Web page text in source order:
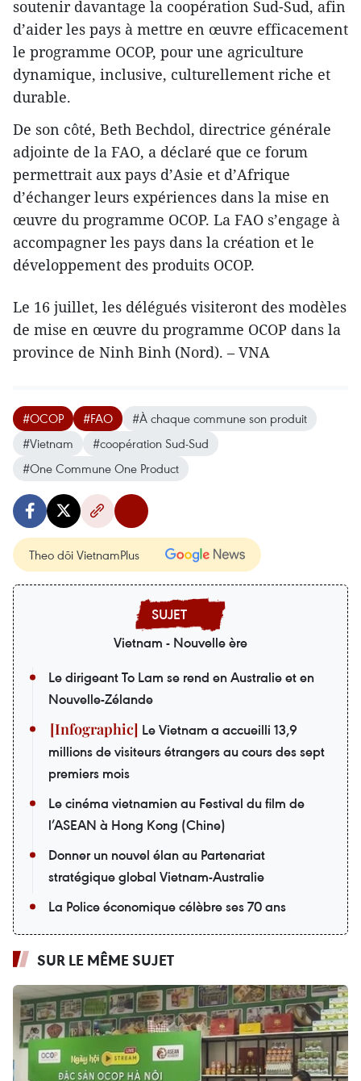
soutenir davantage la coopération Sud-Sud, afin
d’aider les pays à mettre en œuvre efficacement
le programme OCOP, pour une agriculture
dynamique, inclusive, culturellement riche et
durable.
De son côté, Beth Bechdol, directrice générale
adjointe de la FAO, a déclaré que ce forum
permettrait aux pays d’Asie et d’Afrique
d’échanger leurs expériences dans la mise en
œuvre du programme OCOP. La FAO s’engage à
accompagner les pays dans la création et le
développement des produits OCOP.
Le 16 juillet, les délégués visiteront des modèles
de mise en œuvre du programme OCOP dans la
province de Ninh Binh (Nord). – VNA
#OCOP #FAO
#À chaque commune son produit
#Vietnam
#coopération Sud-Sud
#One Commune One Product
Theo dõi VietnamPlus
Vietnam - Nouvelle ère
Le dirigeant To Lam se rend en Australie et en
Nouvelle-Zélande
Le Vietnam a accueilli 13,9
millions de visiteurs étrangers au cours des sept
premiers mois
Le cinéma vietnamien au Festival du film de
l’ASEAN à Hong Kong (Chine)
Donner un nouvel élan au Partenariat
stratégique global Vietnam-Australie
La Police économique célèbre ses 70 ans
SUR LE MÊME SUJET